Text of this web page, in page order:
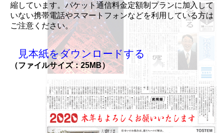
縮しています。パケット通信料金定額制プランに加入して
いない携帯電話やスマートフォンなどを利用している方は
ご注意ください。
見本紙をダウンロードする
（ファイルサイズ：25MB）